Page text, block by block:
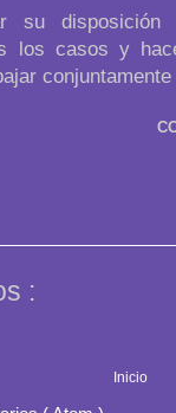
su
los casos y
:
Inicio